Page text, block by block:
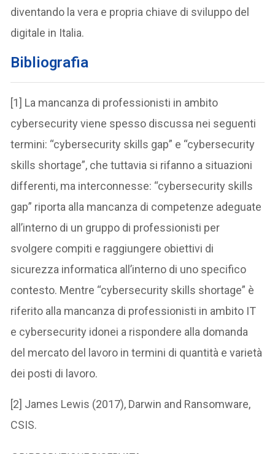
diventando la vera e propria chiave di sviluppo del
digitale in Italia.
Bibliografia
[1] La mancanza di professionisti in ambito
cybersecurity viene spesso discussa nei seguenti
termini: “cybersecurity skills gap” e “cybersecurity
skills shortage”, che tuttavia si rifanno a situazioni
differenti, ma interconnesse: “cybersecurity skills
gap” riporta alla mancanza di competenze adeguate
all’interno di un gruppo di professionisti per
svolgere compiti e raggiungere obiettivi di
sicurezza informatica all’interno di uno specifico
contesto. Mentre “cybersecurity skills shortage” è
riferito alla mancanza di professionisti in ambito IT
e cybersecurity idonei a rispondere alla domanda
del mercato del lavoro in termini di quantità e varietà
dei posti di lavoro.
[2] James Lewis (2017), Darwin and Ransomware,
CSIS.